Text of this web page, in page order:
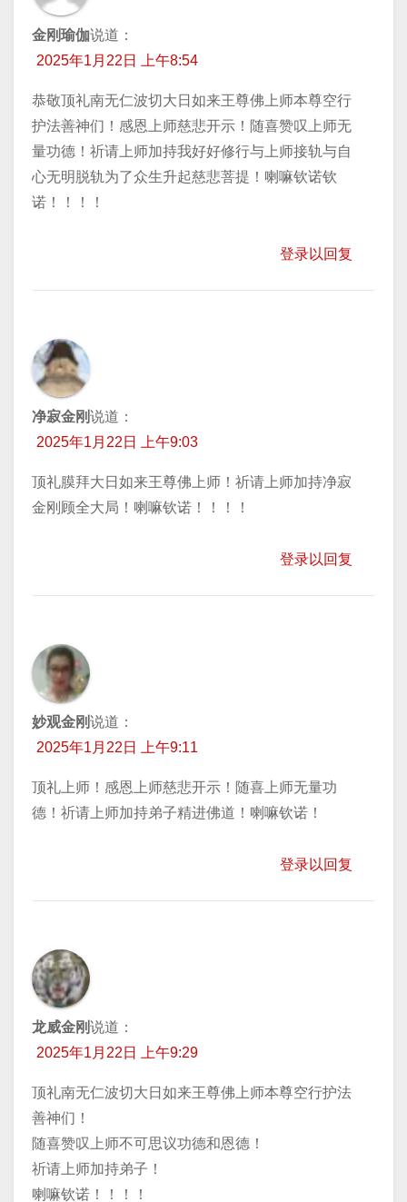
金刚瑜伽说道：
2025年1月22日 上午8:54
恭敬顶礼南无仁波切大日如来王尊佛上师本尊空行
护法善神们！感恩上师慈悲开示！随喜赞叹上师无
量功德！祈请上师加持我好好修行与上师接轨与自
心无明脱轨为了众生升起慈悲菩提！喇嘛钦诺钦
诺！！！！
登录以回复
净寂金刚说道：
2025年1月22日 上午9:03
顶礼膜拜大日如来王尊佛上师！祈请上师加持净寂
金刚顾全大局！喇嘛钦诺！！！！
登录以回复
妙观金刚说道：
2025年1月22日 上午9:11
顶礼上师！感恩上师慈悲开示！随喜上师无量功
德！祈请上师加持弟子精进佛道！喇嘛钦诺！
登录以回复
龙威金刚说道：
2025年1月22日 上午9:29
顶礼南无仁波切大日如来王尊佛上师本尊空行护法
善神们！
随喜赞叹上师不可思议功德和恩德！
祈请上师加持弟子！
喇嘛钦诺！！！！